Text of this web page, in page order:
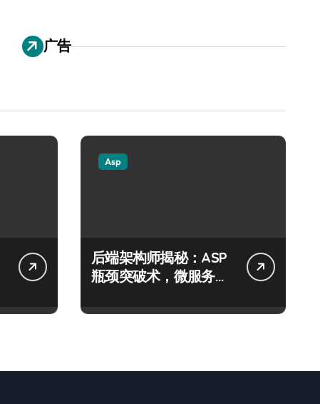
广告
Asp
后端架构师揭秘：ASP
瓶颈突破术，微服务网